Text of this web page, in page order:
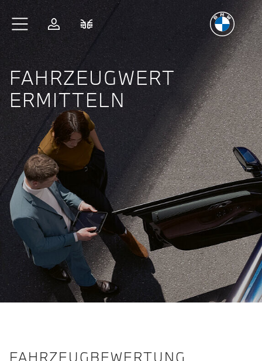
Zum Hauptinhalt springen
Anmelden
am Fahren
FAHRZEUGWERT
ERMITTELN
FAHRZEUGBEWERTUNG